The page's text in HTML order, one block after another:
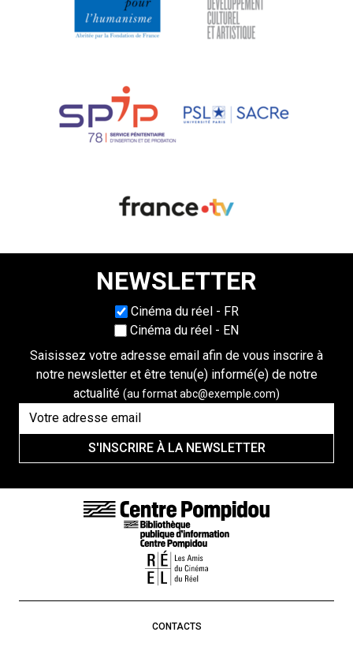
NEWSLETTER
Choisissez une langueCinéma du réel - FR
Cinéma du réel - EN
Saisissez votre adresse email afin de vous inscrire à
notre newsletter et être tenu(e) informé(e) de notre
actualité (au format abc@exemple.com)
S'INSCRIRE À LA NEWSLETTER
LIENS DE BAS DE PAGE
CONTACTS